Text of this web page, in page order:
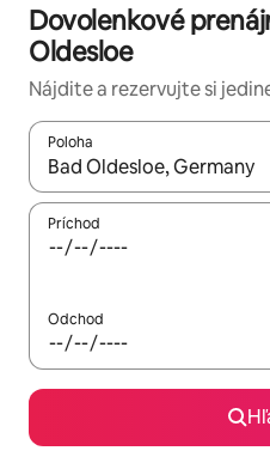
Dovolenkové
Oldesloe
Nájdite a rezervujte si
Poloha
Keď budú výsledky k
Príchod
Odchod